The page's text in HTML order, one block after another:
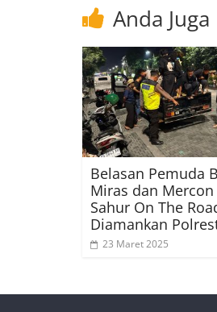
Anda
Belasan Pemuda
Miras dan Mercon
Sahur On The
Diamankan
23 Maret 2025